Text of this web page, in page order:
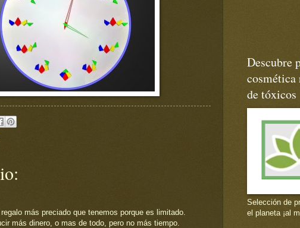
más preciado que tenemos porque es limitado.
más dinero, o mas de todo, pero no más tiempo.
Descubre
de tóxicos
Selección de
el planeta ¡al